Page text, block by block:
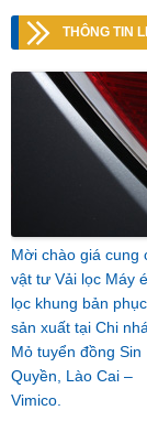
THÔNG TIN
Mời chào giá cung
vật tư Vải lọc Máy
lọc khung bản
sản xuất tại Chi
Mỏ tuyển đồng Sin
Quyền, Lào Cai –
Vimico.